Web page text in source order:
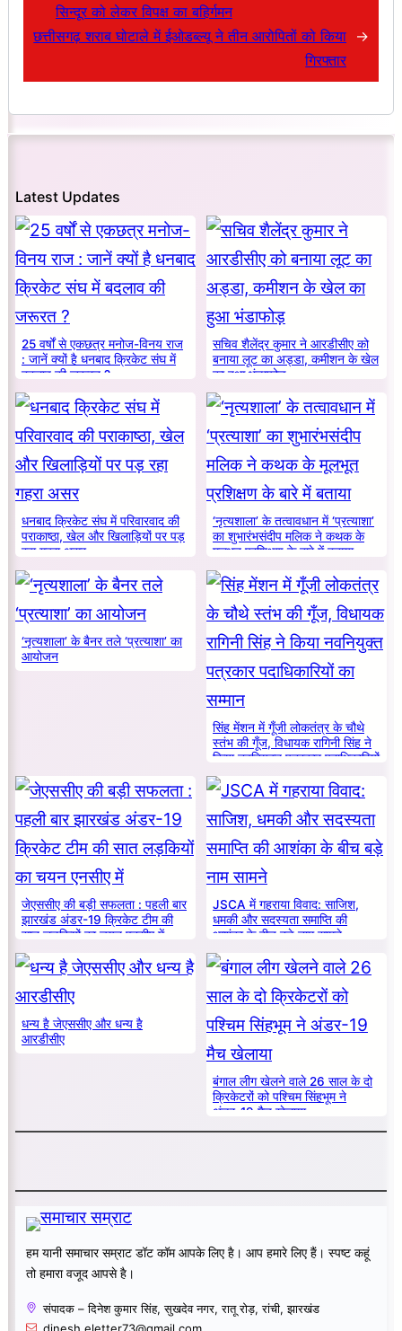
सिन्दूर को लेकर विपक्ष का बहिर्गमन
छत्तीसगढ़ शराब घोटाले में ईओडब्ल्यू ने तीन आरोपितों को किया
गिरफ्तार
→
Latest Updates
25 वर्षों से एकछत्र मनोज-विनय राज
: जानें क्यों है धनबाद क्रिकेट संघ में
बदलाव की जरूरत ?
सचिव शैलेंद्र कुमार ने आरडीसीए को
बनाया लूट का अड्डा, कमीशन के खेल
का हुआ भंडाफोड़
धनबाद क्रिकेट संघ में परिवारवाद की
पराकाष्ठा, खेल और खिलाड़ियों पर पड़
रहा गहरा असर
‘नृत्यशाला’ के तत्वावधान में ‘प्रत्याशा’
का शुभारंभसंदीप मलिक ने कथक के
मूलभूत प्रशिक्षण के बारे में बताया
‘नृत्यशाला’ के बैनर तले ‘प्रत्याशा’ का
आयोजन
सिंह मेंशन में गूँजी लोकतंत्र के चौथे
स्तंभ की गूँज, विधायक रागिनी सिंह ने
किया नवनियुक्त पत्रकार पदाधिकारियों
का सम्मान
जेएससीए की बड़ी सफलता : पहली बार
झारखंड अंडर-19 क्रिकेट टीम की
सात लड़कियों का चयन एनसीए में
JSCA में गहराया विवाद: साजिश,
धमकी और सदस्यता समाप्ति की
आशंका के बीच बड़े नाम सामने
धन्य है जेएससीए और धन्य है
आरडीसीए
बंगाल लीग खेलने वाले 26 साल के दो
क्रिकेटरों को पश्चिम सिंहभूम ने
अंडर-19 मैच खेलाया
हम यानी समाचार सम्राट डॉट कॉम आपके लिए है। आप हमारे लिए हैं। स्पष्ट कहूं
तो हमारा वजूद आपसे है।
संपादक – दिनेश कुमार सिंह, सुखदेव नगर, रातू रोड़, रांची, झारखंड